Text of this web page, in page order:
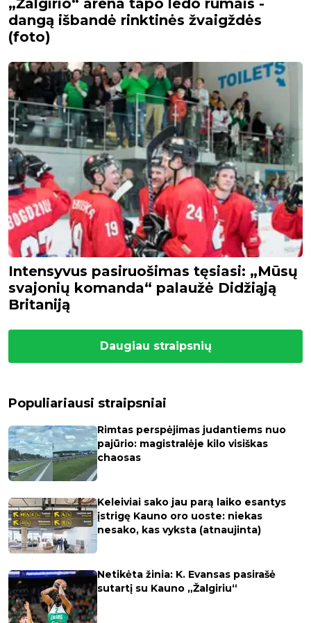
„Žalgirio“ arena tapo ledo rūmais -
dangą išbandė rinktinės žvaigždės
(foto)
Intensyvus pasiruošimas tęsiasi: „Mūsų
svajonių komanda“ palaužė Didžiąją
Britaniją
Daugiau straipsnių
Populiariausi straipsniai
Rimtas perspėjimas judantiems nuo
pajūrio: magistralėje kilo visiškas
chaosas
Keleiviai sako jau parą laiko esantys
įstrigę Kauno oro uoste: niekas
nesako, kas vyksta (atnaujinta)
Netikėta žinia: K. Evansas pasirašė
sutartį su Kauno „Žalgiriu“